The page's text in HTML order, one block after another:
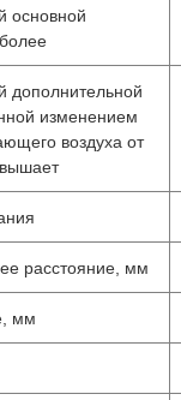
основной
дополнительной
изменением
воздуха от
расстояние, мм
мм